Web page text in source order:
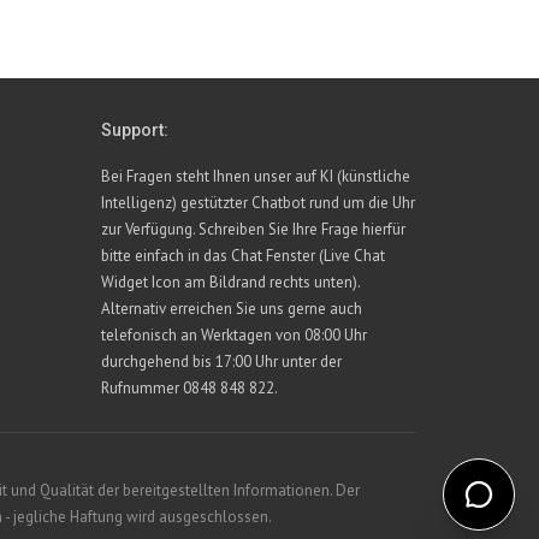
Support:
Bei Fragen steht Ihnen unser auf KI (künstliche
Intelligenz) gestützter Chatbot rund um die Uhr
zur Verfügung. Schreiben Sie Ihre Frage hierfür
bitte einfach in das Chat Fenster (Live Chat
Widget Icon am Bildrand rechts unten).
Alternativ erreichen Sie uns gerne auch
telefonisch an Werktagen von 08:00 Uhr
durchgehend bis 17:00 Uhr unter der
Rufnummer 0848 848 822.
und Qualität der bereitgestellten Informationen. Der
jegliche Haftung wird ausgeschlossen.